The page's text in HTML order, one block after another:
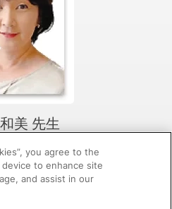
美 先生
に表示you agree to the
to enhance site
and assist in our